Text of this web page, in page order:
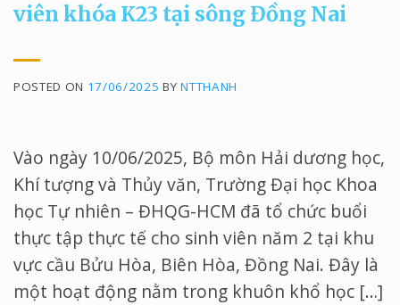
viên khóa K23 tại sông Đồng Nai
POSTED ON 17/06/2025 BYNTTHANH
Vào ngày 10/06/2025, Bộ môn Hải dương học,
Khí tượng và Thủy văn, Trường Đại học Khoa
học Tự nhiên – ĐHQG-HCM đã tổ chức buổi
thực tập thực tế cho sinh viên năm 2 tại khu
vực cầu Bửu Hòa, Biên Hòa, Đồng Nai. Đây là
một hoạt động nằm trong khuôn khổ học […]